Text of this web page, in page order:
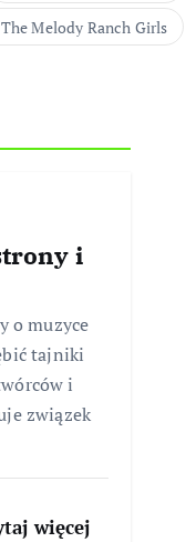
The Melody Ranch Girls
i
o muzyce
tajniki
i
związek
więcej